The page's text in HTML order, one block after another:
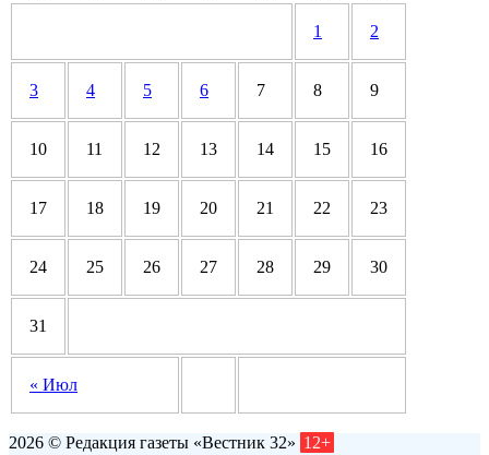
« Июл
1 2
3 4 5 6 7 8 9
10 11 12 13 14 15 16
17 18 19 20 21 22 23
24 25 26 27 28 29 30
31
2026 © Редакция газеты «Вестник 32» 12+